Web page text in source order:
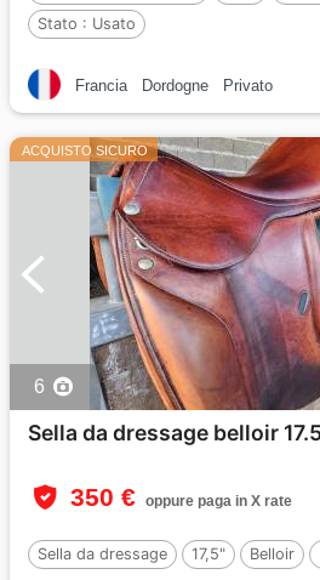
Stato : Usato
Francia Dordogne Privato
ACQUISTO SICURO
6
Sella da dressage belloir
350 € oppure paga in X rate
Sella da dressage 17,5" Belloir